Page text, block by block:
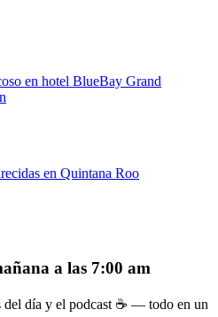
en hotel BlueBay Grand
en Quintana Roo
a las 7:00 am
del día y el podcast ☕ — todo en un